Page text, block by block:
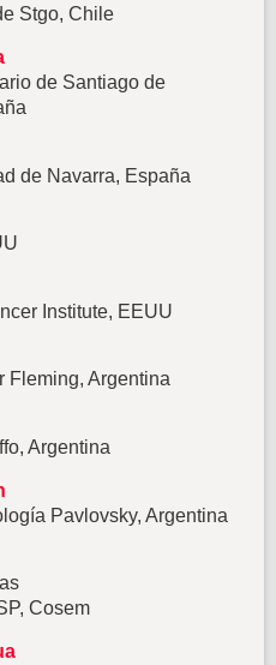
Stgo, Chile
de Santiago de
de Navarra, España
Institute, EEUU
Fleming, Argentina
Argentina
Pavlovsky, Argentina
Cosem